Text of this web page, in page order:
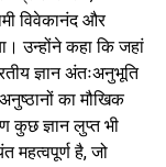
विवेकानंद और
उन्होंने कहा कि जहां
ज्ञान अंतःअनुभूति
का मौखिक
कुछ ज्ञान लुप्त भी
महत्वपूर्ण है, जो